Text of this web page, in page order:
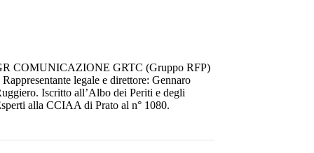
COMUNICAZIONE GRTC (Gruppo RFP)
Rappresentante legale e direttore: Gennaro
Iscritto all’Albo dei Periti e degli
alla CCIAA di Prato al n° 1080.